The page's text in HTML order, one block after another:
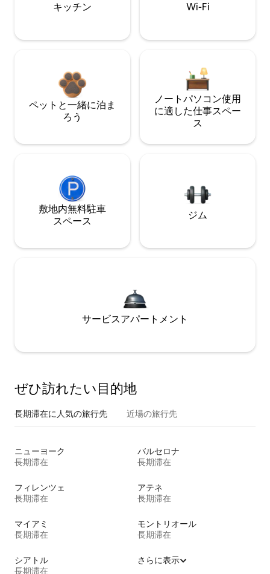
キッチン Wi-Fi
ペットと一緒に泊ま
ろう
ノートパソコン使用
に適した仕事スペー
ス
敷地内無料駐⁠車
ス⁠ペ⁠ー⁠ス
ジム
サービスアパートメント
ぜひ訪⁠れ⁠た⁠い目⁠的⁠地
長期滞在に人気の旅行先 近場の旅行先
ニューヨーク
長期滞在
バルセロナ
長期滞在
フィレンツェ
長期滞在
アテネ
長期滞在
マイアミ
長期滞在
モントリオール
長期滞在
シアトル
長期滞在
さらに表示